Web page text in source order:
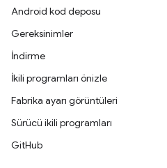
Android kod deposu
Gereksinimler
İndirme
İkili programları önizle
Fabrika ayarı görüntüleri
Sürücü ikili programları
GitHub